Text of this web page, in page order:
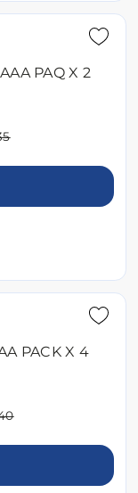
PAQ X 2
PACK X 4